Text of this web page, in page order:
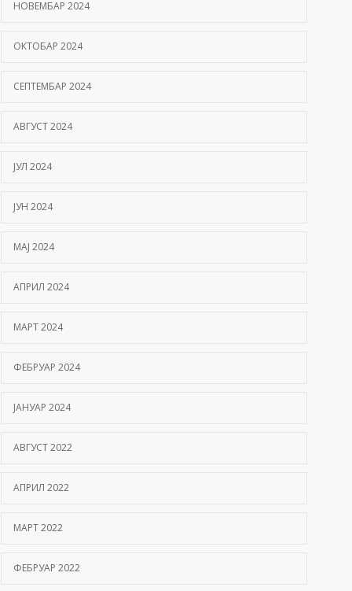
НОВЕМБАР 2024
ОКТОБАР 2024
СЕПТЕМБАР 2024
АВГУСТ 2024
ЈУЛ 2024
ЈУН 2024
МАЈ 2024
АПРИЛ 2024
МАРТ 2024
ФЕБРУАР 2024
ЈАНУАР 2024
АВГУСТ 2022
АПРИЛ 2022
МАРТ 2022
ФЕБРУАР 2022